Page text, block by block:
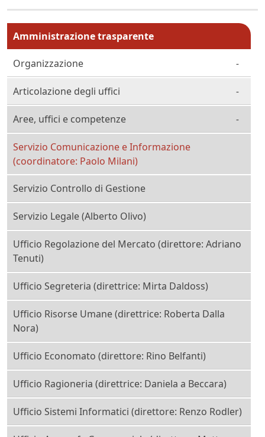
Menu principale MAIN
Amministrazione trasparente
Organizzazione
Articolazione degli uffici
Aree, uffici e competenze
Servizio Comunicazione e Informazione
(coordinatore: Paolo Milani)
Servizio Controllo di Gestione
Servizio Legale (Alberto Olivo)
Ufficio Regolazione del Mercato (direttore: Adriano
Tenuti)
Ufficio Segreteria (direttrice: Mirta Daldoss)
Ufficio Risorse Umane (direttrice: Roberta Dalla
Nora)
Ufficio Economato (direttore: Rino Belfanti)
Ufficio Ragioneria (direttrice: Daniela a Beccara)
Ufficio Sistemi Informatici (direttore: Renzo Rodler)